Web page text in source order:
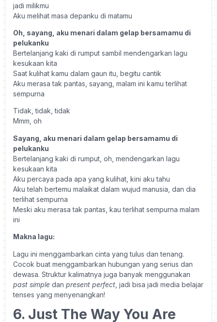
jadi milikmu
Aku melihat masa depanku di matamu
Oh, sayang, aku menari dalam gelap bersamamu di
pelukanku
Bertelanjang kaki di rumput sambil mendengarkan lagu
kesukaan kita
Saat kulihat kamu dalam gaun itu, begitu cantik
Aku merasa tak pantas, sayang, malam ini kamu terlihat
sempurna
Tidak, tidak, tidak
Mmm, oh
Sayang, aku menari dalam gelap bersamamu di
pelukanku
Bertelanjang kaki di rumput, oh, mendengarkan lagu
kesukaan kita
Aku percaya pada apa yang kulihat, kini aku tahu
Aku telah bertemu malaikat dalam wujud manusia, dan dia
terlihat sempurna
Meski aku merasa tak pantas, kau terlihat sempurna malam
ini
Makna lagu:
Lagu ini menggambarkan cinta yang tulus dan tenang.
Cocok buat menggambarkan hubungan yang serius dan
dewasa. Struktur kalimatnya juga banyak menggunakan
past simple dan present perfect , jadi bisa jadi media belajar
tenses yang menyenangkan!
6. Just The Way You Are